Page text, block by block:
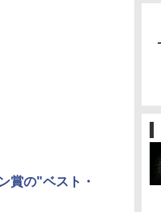
賞の"ベスト・